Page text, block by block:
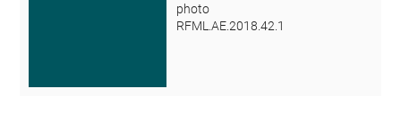
photo
RFML.AE.2018.42.1